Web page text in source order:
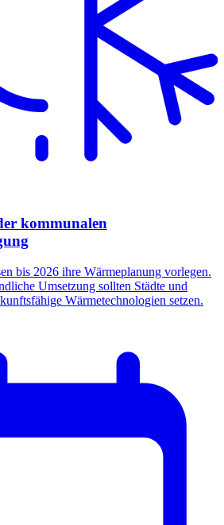
kommunalen
bis 2026 ihre Wärmeplanung vorlegen.
Umsetzung sollten Städte und
Wärmetechnologien setzen.